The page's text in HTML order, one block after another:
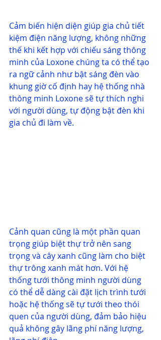
Cảm biến hiện diện giúp gia chủ tiết
kiệm điện năng lượng, không những
thế khi kết hợp với chiếu sáng thông
minh của Loxone chúng ta có thể tạo
ra ngữ cảnh như bật sáng đèn vào
khung giờ cố định hay hệ thống nhà
thông minh Loxone sẽ tự thích nghi
với người dùng, tự động bật đèn khi
gia chủ đi làm về.
Cảnh quan cũng là một phần quan
trọng giúp biệt thự trở nên sang
trọng và cây xanh cũng làm cho biệt
thự trông xanh mát hơn. Với hệ
thống tưới thông minh người dùng
có thể dễ dàng cài đặt lịch trình tưới
hoặc hệ thống sẽ tự tưới theo thói
quen của người dùng, đảm bảo hiệu
quả không gây lãng phí năng lượng,